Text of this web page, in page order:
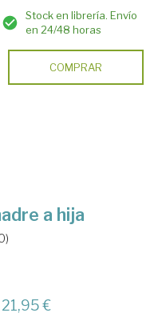
Stock en librería. Envío
en 24/48 horas
COMPRAR
a hija
21,95 €